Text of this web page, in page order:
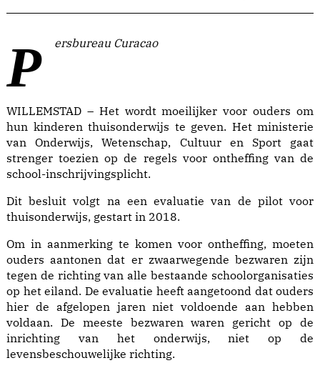
Persbureau Curacao
WILLEMSTAD – Het wordt moeilijker voor ouders om
hun kinderen thuisonderwijs te geven. Het ministerie
van Onderwijs, Wetenschap, Cultuur en Sport gaat
strenger toezien op de regels voor ontheffing van de
school-inschrijvingsplicht.
Dit besluit volgt na een evaluatie van de pilot voor
thuisonderwijs, gestart in 2018.
Om in aanmerking te komen voor ontheffing, moeten
ouders aantonen dat er zwaarwegende bezwaren zijn
tegen de richting van alle bestaande schoolorganisaties
op het eiland. De evaluatie heeft aangetoond dat ouders
hier de afgelopen jaren niet voldoende aan hebben
voldaan. De meeste bezwaren waren gericht op de
inrichting van het onderwijs, niet op de
levensbeschouwelijke richting.